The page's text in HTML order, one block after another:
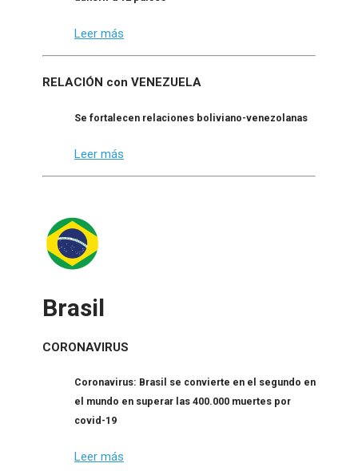
Leer más
RELACIÓN con VENEZUELA
Se fortalecen relaciones boliviano-venezolanas
Leer más
Brasil
CORONAVIRUS
Coronavirus: Brasil se convierte en el segundo en
el mundo en superar las 400.000 muertes por
covid-19
Leer más